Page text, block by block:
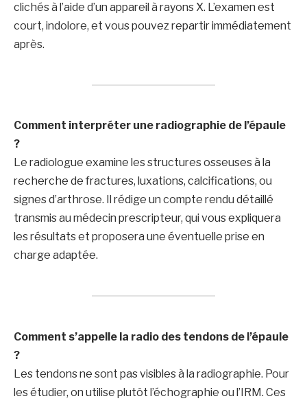
clichés à l’aide d’un appareil à rayons X. L’examen est
court, indolore, et vous pouvez repartir immédiatement
après.
Comment interpréter une radiographie de l’épaule
?
Le radiologue examine les structures osseuses à la
recherche de fractures, luxations, calcifications, ou
signes d’arthrose. Il rédige un compte rendu détaillé
transmis au médecin prescripteur, qui vous expliquera
les résultats et proposera une éventuelle prise en
charge adaptée.
Comment s’appelle la radio des tendons de l’épaule
?
Les tendons ne sont pas visibles à la radiographie. Pour
les étudier, on utilise plutôt l’échographie ou l’IRM. Ces